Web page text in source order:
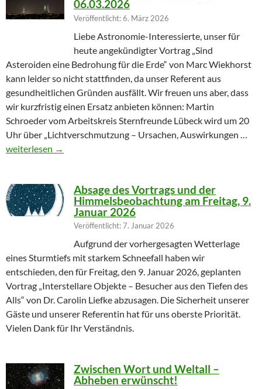
06.03.2026
Veröffentlicht: 6. März 2026
Liebe Astronomie-Interessierte, unser für
heute angekündigter Vortrag „Sind
Asteroiden eine Bedrohung für die Erde“ von Marc Wiekhorst
kann leider so nicht stattfinden, da unser Referent aus
gesundheitlichen Gründen ausfällt. Wir freuen uns aber, dass
wir kurzfristig einen Ersatz anbieten können: Martin
Schroeder vom Arbeitskreis Sternfreunde Lübeck wird um 20
Uhr über „Lichtverschmutzung – Ursachen, Auswirkungen …
Geändertes Vortragsthema 06.03.2026
weiterlesen →
Absage des Vortrags und der
Himmelsbeobachtung am Freitag, 9.
Januar 2026
Veröffentlicht: 7. Januar 2026
Aufgrund der vorhergesagten Wetterlage
eines Sturmtiefs mit starkem Schneefall haben wir
entschieden, den für Freitag, den 9. Januar 2026, geplanten
Vortrag „Interstellare Objekte – Besucher aus den Tiefen des
Alls“ von Dr. Carolin Liefke abzusagen. Die Sicherheit unserer
Gäste und unserer Referentin hat für uns oberste Priorität.
Vielen Dank für Ihr Verständnis.
Zwischen Wort und Weltall –
Abheben erwünscht!